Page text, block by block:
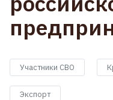
Участники СВО
Экспорт